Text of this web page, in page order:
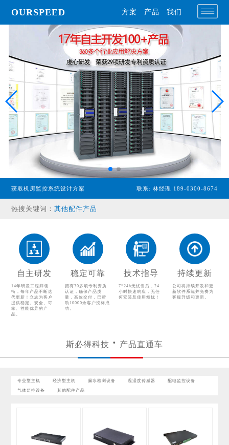
OURSPEED 方案 产品 我们
获取机房监控系统设计方案 联系: 林经理 189-0300-8674
热搜关键词：
专业型主机
经济型主机
漏水检测设备
温湿度传感器
配电监控设备
其他配件产品
自主研发
14年研发工程师领
衔，每年产品不断迭
代更新！立志为客户
提供稳定、安全、可
靠、性能优异的产
品。
稳定可靠
拥有30多项专利资质
认证，确保产品质
量，高效交付，已帮
助10000余客户投标成
功。
技术指导
7*24h无忧售后，24
小时快速响应，无任
何安装及使用烦忧！
持续更新
公司将持续开发和更
新软件系统并免费为
客服升级和更新。
斯必得科技 产品直通车
专业型主机 经济型主机 漏水检测设备 温湿度传感器 配电监控设备
气体监控设备 其他配件产品